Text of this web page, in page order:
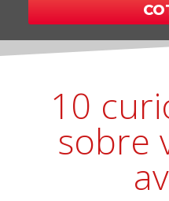
10
sobre